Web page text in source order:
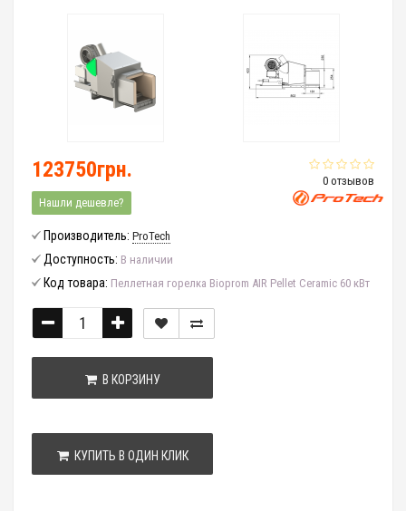
0 отзывов
123750грн.
Нашли дешевле?
Производитель: ProTech
Доступность: В наличии
Код товара: Пеллетная горелка Bioprom AIR Pellet Ceramic 60 кВт
В КОРЗИНУ
КУПИТЬ В ОДИН КЛИК